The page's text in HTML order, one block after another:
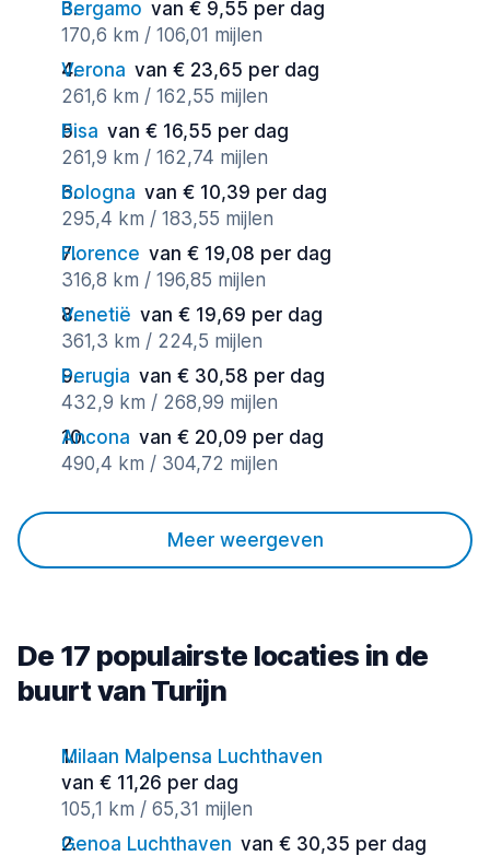
Bergamo van € 9,55 per dag
170,6 km / 106,01 mijlen
Verona van € 23,65 per dag
261,6 km / 162,55 mijlen
Pisa van € 16,55 per dag
261,9 km / 162,74 mijlen
Bologna van € 10,39 per dag
295,4 km / 183,55 mijlen
Florence van € 19,08 per dag
316,8 km / 196,85 mijlen
Venetië van € 19,69 per dag
361,3 km / 224,5 mijlen
Perugia van € 30,58 per dag
432,9 km / 268,99 mijlen
Ancona van € 20,09 per dag
490,4 km / 304,72 mijlen
Meer weergeven
De 17 populairste locaties in de
buurt van Turijn
Milaan Malpensa Luchthaven
van € 11,26 per dag
105,1 km / 65,31 mijlen
Genoa Luchthaven van € 30,35 per dag